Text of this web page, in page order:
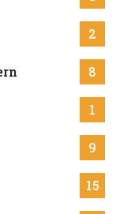
2
8
1
9
15